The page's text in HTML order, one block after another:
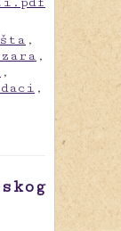
,
,
,
,